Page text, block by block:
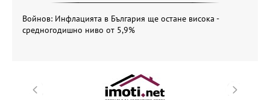
Войнов: Инфлацията в България ще остане висока -
средногодишно ниво от 5,9%